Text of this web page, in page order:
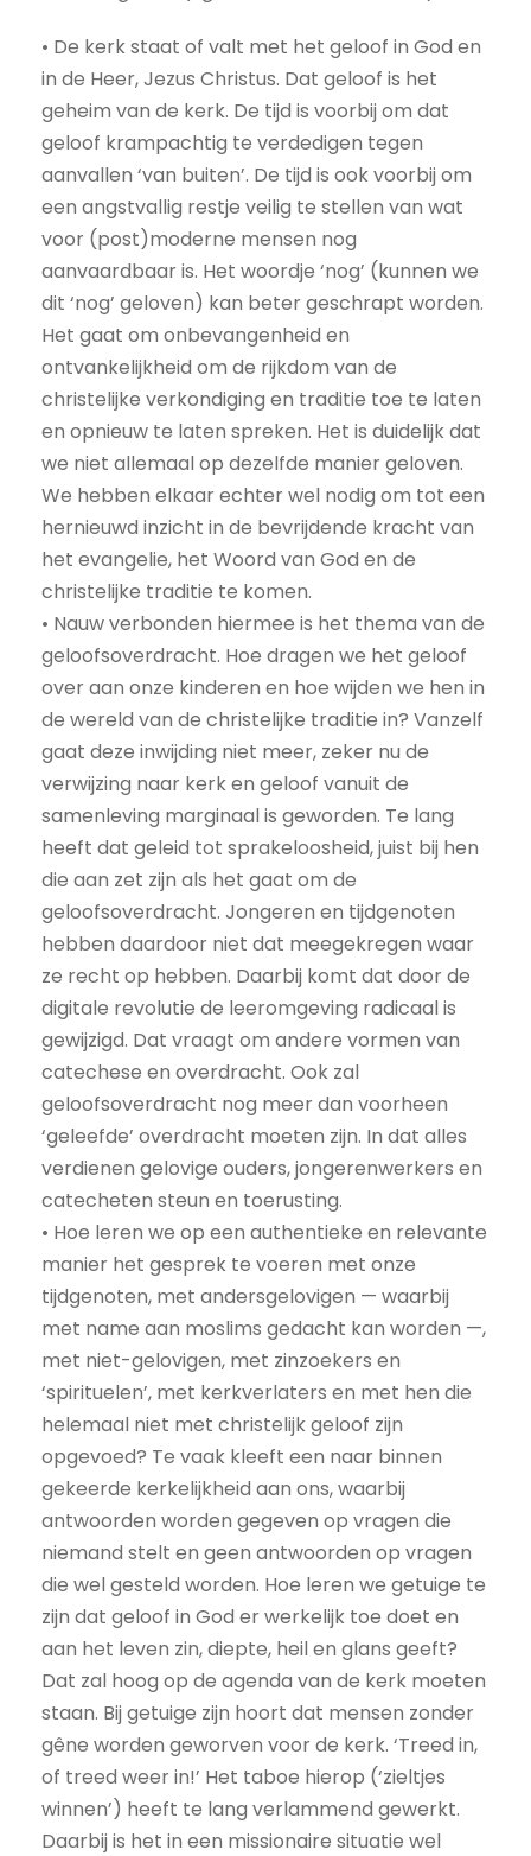
• De kerk staat of valt met het geloof in God en
in de Heer, Jezus Christus. Dat geloof is het
geheim van de kerk. De tijd is voorbij om dat
geloof krampachtig te verdedigen tegen
aanvallen ‘van buiten’. De tijd is ook voorbij om
een angstvallig restje veilig te stellen van wat
voor (post)moderne mensen nog
aanvaardbaar is. Het woordje ‘nog’ (kunnen we
dit ‘nog’ geloven) kan beter geschrapt worden.
Het gaat om onbevangenheid en
ontvankelijkheid om de rijkdom van de
christelijke verkondiging en traditie toe te laten
en opnieuw te laten spreken. Het is duidelijk dat
we niet allemaal op dezelfde manier geloven.
We hebben elkaar echter wel nodig om tot een
hernieuwd inzicht in de bevrijdende kracht van
het evangelie, het Woord van God en de
christelijke traditie te komen.
• Nauw verbonden hiermee is het thema van de
geloofsoverdracht. Hoe dragen we het geloof
over aan onze kinderen en hoe wijden we hen in
de wereld van de christelijke traditie in? Vanzelf
gaat deze inwijding niet meer, zeker nu de
verwijzing naar kerk en geloof vanuit de
samenleving marginaal is geworden. Te lang
heeft dat geleid tot sprakeloosheid, juist bij hen
die aan zet zijn als het gaat om de
geloofsoverdracht. Jongeren en tijdgenoten
hebben daardoor niet dat meegekregen waar
ze recht op hebben. Daarbij komt dat door de
digitale revolutie de leeromgeving radicaal is
gewijzigd. Dat vraagt om andere vormen van
catechese en overdracht. Ook zal
geloofsoverdracht nog meer dan voorheen
‘geleefde’ overdracht moeten zijn. In dat alles
verdienen gelovige ouders, jongerenwerkers en
catecheten steun en toerusting.
• Hoe leren we op een authentieke en relevante
manier het gesprek te voeren met onze
tijdgenoten, met andersgelovigen — waarbij
met name aan moslims gedacht kan worden —,
met niet-gelovigen, met zinzoekers en
‘spirituelen’, met kerkverlaters en met hen die
helemaal niet met christelijk geloof zijn
opgevoed? Te vaak kleeft een naar binnen
gekeerde kerkelijkheid aan ons, waarbij
antwoorden worden gegeven op vragen die
niemand stelt en geen antwoorden op vragen
die wel gesteld worden. Hoe leren we getuige te
zijn dat geloof in God er werkelijk toe doet en
aan het leven zin, diepte, heil en glans geeft?
Dat zal hoog op de agenda van de kerk moeten
staan. Bij getuige zijn hoort dat mensen zonder
gêne worden geworven voor de kerk. ‘Treed in,
of treed weer in!’ Het taboe hierop (‘zieltjes
winnen’) heeft te lang verlammend gewerkt.
Daarbij is het in een missionaire situatie wel